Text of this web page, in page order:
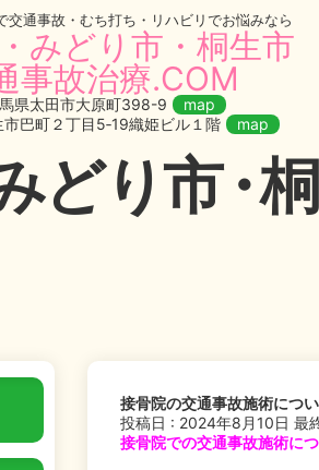
交通事故・むち打ち・リハビリでお悩みなら
みどり市・桐生市
事故治療.COM
県太田市大原町398-9
map
巴町２丁目5‐19織姫ビル１階
map
どり市・
接骨院の交通事故施術につ
投稿日 : 2024年8月10日 最
接骨院での交通事故施術に